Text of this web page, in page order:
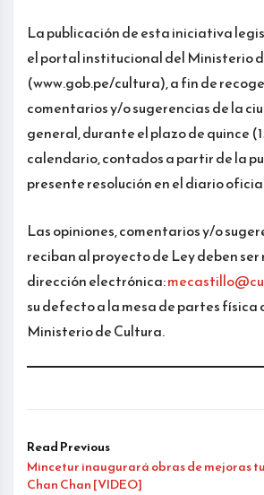
La publicación de esta iniciativa
el portal institucional del Ministerio
(www.gob.pe/cultura), a fin de
comentarios y/o sugerencias de la
general, durante el plazo de quince
calendario, contados a partir de la
presente resolución en el diario
Las opiniones, comentarios y/o
reciban al proyecto de Ley deben
dirección electrónica:
su defecto a la mesa de partes física
Ministerio de Cultura.
Read Previous
Mincetur inaugurará obras de mejoras
Chan Chan [VIDEO]